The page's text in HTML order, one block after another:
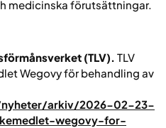
medicinska förutsättningar.
(TLV). TLV
Wegovy för behandling av
arkiv/2026-02-23-
wegovy-for-